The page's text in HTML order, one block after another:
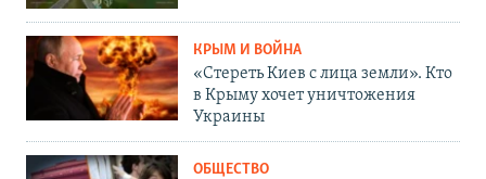
КРЫМ И ВОЙНА
«Стереть Киев с лица земли». Кто
в Крыму хочет уничтожения
Украины
ОБЩЕСТВО